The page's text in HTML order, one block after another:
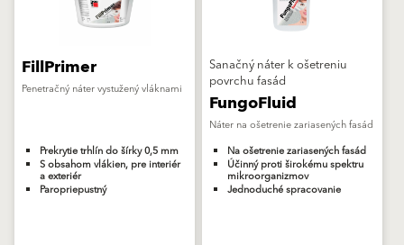
FillPrimer
Penetračný náter vystužený vláknami
Prekrytie trhlín do šírky 0,5 mm
S obsahom vlákien, pre interiér
a exteriér
Paropriepustný
Sanačný náter k ošetreniu
povrchu fasád
FungoFluid
Náter na ošetrenie zariasených fasád
Na ošetrenie zariasených fasád
Účinný proti širokému spektru
mikroorganizmov
Jednoduché spracovanie